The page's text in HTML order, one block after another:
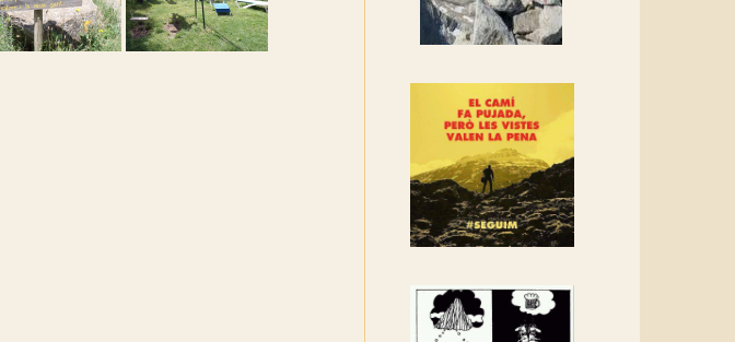
Manifest a favor dels
Camins Vells
associació adhereix-te al
Rebem un diploma dels
Amics de Sant Aniol
d'Aguja
Els Centpeus estem
recuperació del refugi i de
l'entorn de Sant Aniol